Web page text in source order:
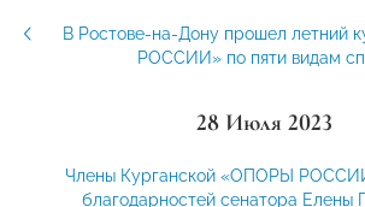
В Ростове-на-Дону прошел летний
РОССИИ» по пяти видам
28 Июля 2023
Члены Курганской «ОПОРЫ
благодарностей сенатора Елены